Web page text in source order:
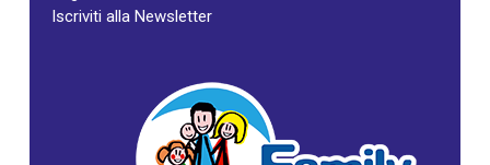
Iscriviti alla Newsletter